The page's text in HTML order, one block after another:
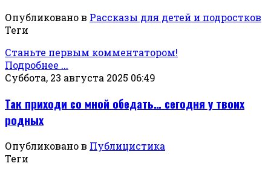
Опубликовано в Рассказы для детей и подростков
Теги
Станьте первым комментатором!
Подробнее ...
Суббота, 23 августа 2025 06:49
Так приходи со мной обедать… сегодня у твоих
родных
Опубликовано в Публицистика
Теги